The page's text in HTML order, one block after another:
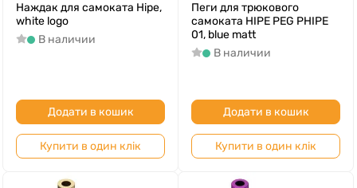
Наждак для самоката Hipe,
white logo
В наличии
Додати в кошик
Купити в один клік
Пеги для трюкового
самоката HIPE PEG PHIPE
01, blue matt
В наличии
Додати в кошик
Купити в один клік